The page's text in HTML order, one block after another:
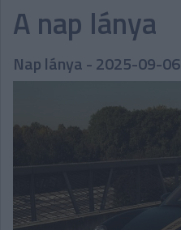
FORMULA
NEMZETKÖZI
RETRO
PODCAST
DIGITÁLIS MAGAZIN
A nap lánya
Nap lánya - 2025-09-06